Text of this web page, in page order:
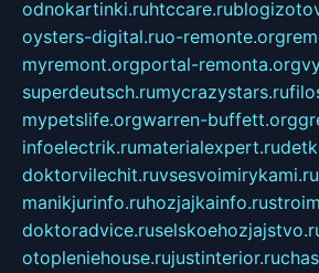
odnokartinki.ruhtccare.ru
oysters-digital.ruo-remonte.org
myremont.orgportal-remonta.org
superdeutsch.rumycrazystars.ru
mypetslife.orgwarren-buffett.org
infoelectrik.rumaterialexpert.ru
doktorvilechit.ruvsesvoimirykami.ru
manikjurinfo.ruhozjajkainfo.ru
doktoradvice.ru
otopleniehouse.rujustinterior.ru